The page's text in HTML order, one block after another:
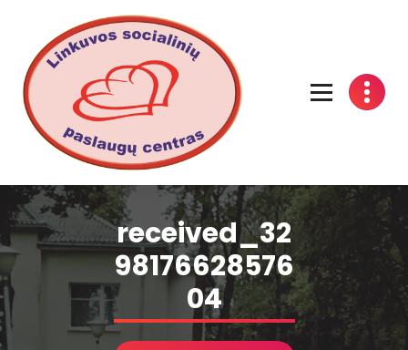
received_32
98176628576
04